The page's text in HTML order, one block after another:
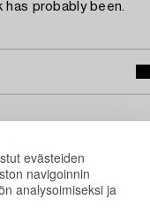
evästeiden
navigoinnin
analysoimiseksi ja
probably been.